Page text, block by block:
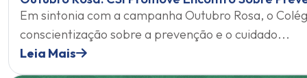
Em sintonia com a campanha Outubro Rosa, o
conscientização sobre a prevenção e o cuidado...
Leia Mais